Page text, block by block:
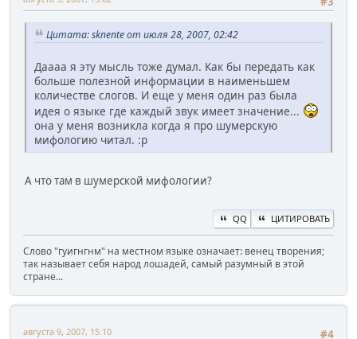
Цитата: sknente от июля 28, 2007, 02:42
Даааа я эту мысль тоже думал. Как бы передать как
больше полезной информации в наименьшем
количестве слогов. И еще у меня один раз была
идея о языке где каждый звук имеет значение...
она у меня возникла когда я про шумерскую
мифологию читал. :p
А что там в шумерской мифологии?
QQ ЦИТИРОВАТЬ
Слово "гуигнгнм" на местном языке означает: венец творения;
так называет себя народ лошадей, самый разумный в этой
стране...
#4
августа 9, 2007, 15:10